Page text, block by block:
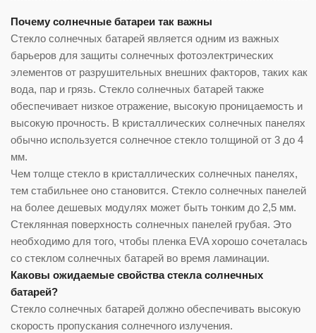
Почему солнечные батареи так важны
Стекло солнечных батарей является одним из важных
барьеров для защиты солнечных фотоэлектрических
элементов от разрушительных внешних факторов, таких как
вода, пар и грязь. Стекло солнечных батарей также
обеспечивает низкое отражение, высокую проницаемость и
высокую прочность. В кристаллических солнечных панелях
обычно используется солнечное стекло толщиной от 3 до 4
мм.
Чем толще стекло в кристаллических солнечных панелях,
тем стабильнее оно становится. Стекло солнечных панелей
на более дешевых модулях может быть тонким до 2,5 мм.
Стеклянная поверхность солнечных панелей грубая. Это
необходимо для того, чтобы пленка EVA хорошо сочеталась
со стеклом солнечных батарей во время ламинации.
Каковы ожидаемые свойства стекла солнечных
батарей?
Стекло солнечных батарей должно обеспечивать высокую
скорость пропускания солнечного излучения.